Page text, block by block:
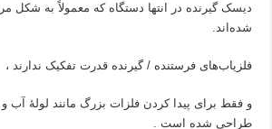
دیسک گیرنده در انتها دستگاه که معمولاً به شکل
شده‌اند.
فلزیاب‌های فرستنده / گیرنده قدرت تفکیک ندارند ،
و فقط برای پیدا کردن فلزات بزرگ مانند لولهٔ آب
طراحی شده ‌است .